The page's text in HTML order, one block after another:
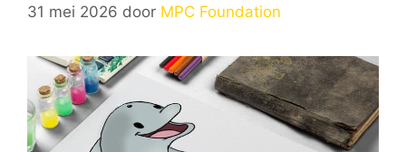
31 mei 2026 door MPC Foundation